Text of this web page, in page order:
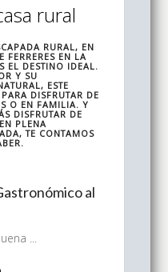
rural
RURAL, EN
FERRERES EN LA
EL DESTINO IDEAL.
Y SU
ESTE
DISFRUTAR DE
O EN FAMILIA. Y
DISFRUTAR DE
PLENA
TE CONTAMOS
al
...